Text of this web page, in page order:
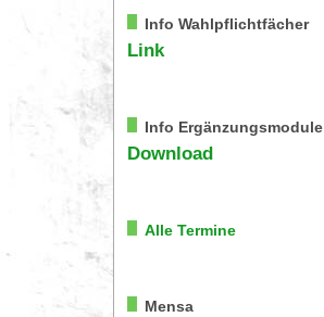
Info Wahlpflichtfächer
Link
Info Ergänzungsmodule
Download
Alle Termine
Mensa